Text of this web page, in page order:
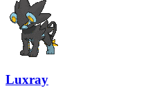
Luxray